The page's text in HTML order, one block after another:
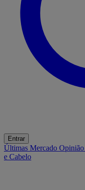
Entrar
Últimas Mercado Opinião
e Cabelo